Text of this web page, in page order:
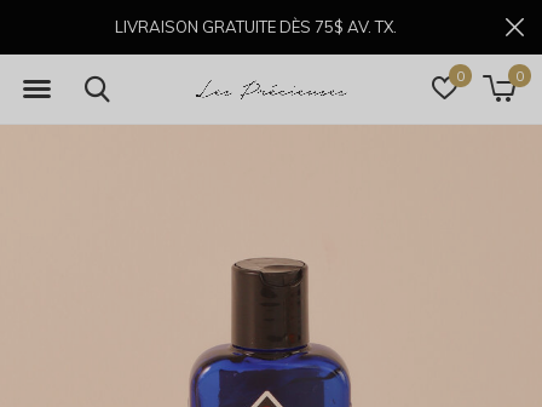
0 0
LIVRAISON GRATUITE DÈS 75$ AV. TX.